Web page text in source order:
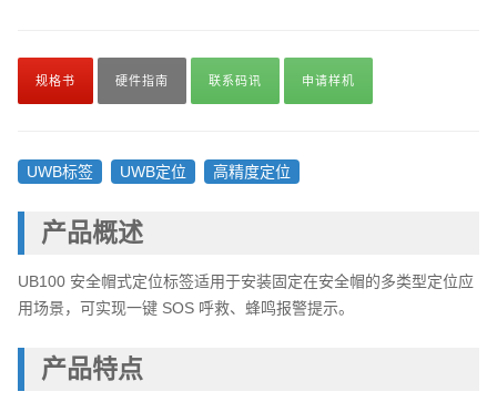
规格书 硬件指南 联系码讯 申请样机
UWB标签 UWB定位 高精度定位
产品概述
UB100 安全帽式定位标签适用于安装固定在安全帽的多类型定位应
用场景，可实现一键 SOS 呼救、蜂鸣报警提示。
产品特点